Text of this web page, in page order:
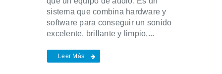
sistema que combina hardware y
software para conseguir un sonido
excelente, brillante y limpio,...
Leer Más